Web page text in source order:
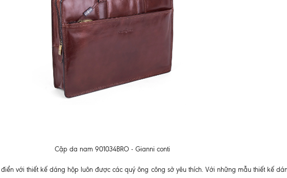
Cặp da nam 901034BRO - Gianni conti
với thiết kế dáng hộp luôn được các quý ông công sở yêu thích. Với những mẫu thiết kế